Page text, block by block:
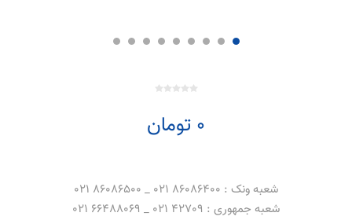
0 تومان
شعبه ونک : 86086400 021 _ 86086500 021
شعبه جمهوری : 42709 021 _ 66488069 021